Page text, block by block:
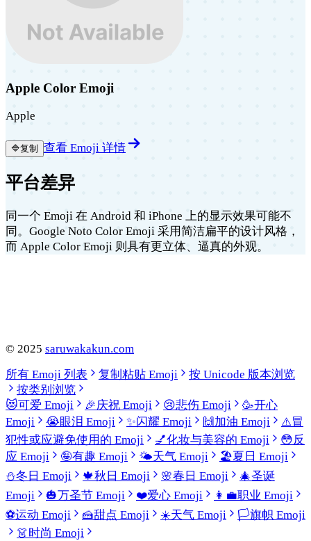
Apple Color Emoji
Apple
🔷复制 查看 Emoji 详情
平台差异
同一个 Emoji 在 Android 和 iPhone 上的显示效果可能不
同。Google Noto Color Emoji 采用简洁扁平的设计风格，
而 Apple Color Emoji 则具有更立体、逼真的外观。
© 2025 saruwakakun.com
所有 Emoji 列表
复制粘贴 Emoji
按 Unicode 版本浏览
按类别浏览
😻可爱 Emoji 🎉庆祝 Emoji 😢悲伤 Emoji 🥳开心
Emoji
😭眼泪 Emoji ✨闪耀 Emoji 🙌 加油 Emoji ⚠️冒
犯性或应避免使用的 Emoji
💅化妆与美容的 Emoji 😳反
应 Emoji
🤪有趣 Emoji 🌤️天气 Emoji 🏖️夏日 Emoji
⛄冬日 Emoji 🍁秋日 Emoji 🌸春日 Emoji 🎄圣诞
Emoji
🎃万圣节 Emoji ❤️爱心 Emoji 👩‍💼职业 Emoji
⚽运动 Emoji 🍰甜点 Emoji ☀️天气 Emoji 🏳️旗帜 Emoji
👗时尚 Emoji